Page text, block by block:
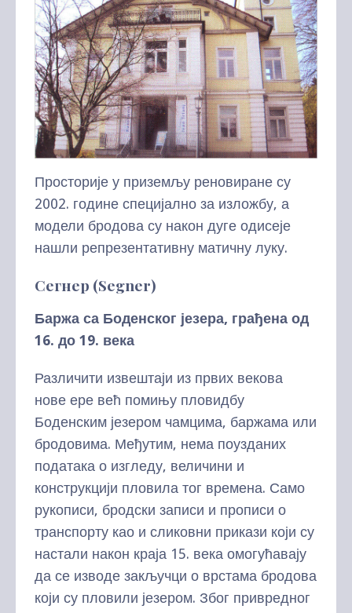
Просторије у приземљу реновиране су
2002. године специјално за изложбу, а
модели бродова су након дуге одисеје
нашли репрезентативну матичну луку.
Сегнер (Segner)
Баржа са Боденског језера, грађена од
16. до 19. века
Различити извештаји из првих векова
нове ере већ помињу пловидбу
Боденским језером чамцима, баржама или
бродовима. Међутим, нема поузданих
података о изгледу, величини и
конструкцији пловила тог времена. Само
рукописи, бродски записи и прописи о
транспорту као и сликовни прикази који су
настали након краја 15. века омогућавају
да се изводе закључци о врстама бродова
који су пловили језером. Због привредног